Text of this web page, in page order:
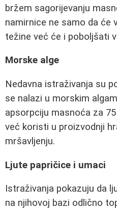
bržem sagorijevanju
namirnice ne samo da će
težine već će i poboljšati
Morske alge
Nedavna istraživanja su
se nalazi u morskim
apsorpciju masnoća za
već koristi u proizvodnji
mršavljenju.
Ljute papričice i umaci
Istraživanja pokazuju da
na njihovoj bazi odlično